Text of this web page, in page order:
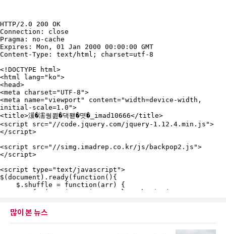
많이 본 뉴스